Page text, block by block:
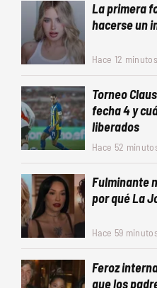
La primera
hacerse un
Hace 12 minutos
Torneo
fecha 4 y
liberados
Hace 52
Fulminante
por qué La
Hace 59
Feroz
que los